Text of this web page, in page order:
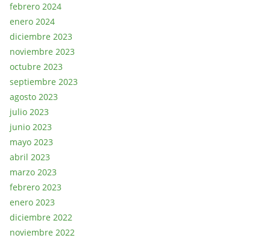
febrero 2024
enero 2024
diciembre 2023
noviembre 2023
octubre 2023
septiembre 2023
agosto 2023
julio 2023
junio 2023
mayo 2023
abril 2023
marzo 2023
febrero 2023
enero 2023
diciembre 2022
noviembre 2022